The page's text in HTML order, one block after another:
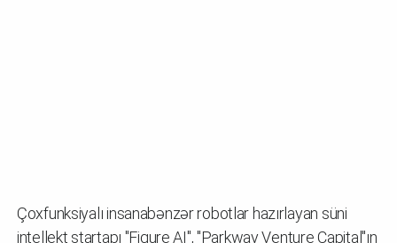
Çoxfunksiyalı insanabənzər robotlar hazırlayan süni
intellekt startapı "Figure AI", "Parkway Venture Capital"ın